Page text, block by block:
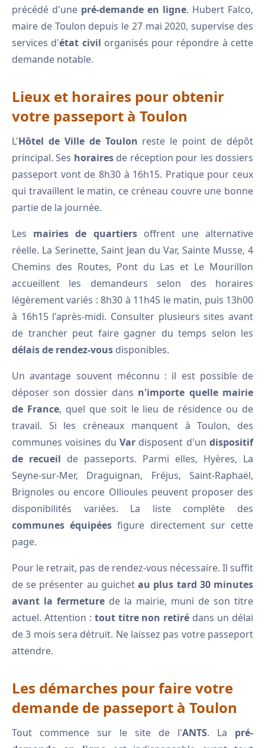
précédé d'une pré-demande en ligne. Hubert Falco,
maire de Toulon depuis le 27 mai 2020, supervise des
services d'état civil organisés pour répondre à cette
demande notable.
Lieux et horaires pour obtenir
votre passeport à Toulon
L'Hôtel de Ville de Toulon reste le point de dépôt
principal. Ses horairesde réception pour les dossiers
passeport vont de 8h30 à 16h15. Pratique pour ceux
qui travaillent le matin, ce créneau couvre une bonne
partie de la journée.
Les mairies de quartiersoffrent une alternative
réelle. La Serinette, Saint Jean du Var, Sainte Musse, 4
Chemins des Routes, Pont du Las et Le Mourillon
accueillent les demandeurs selon des horaires
légèrement variés : 8h30 à 11h45 le matin, puis 13h00
à 16h15 l'après-midi. Consulter plusieurs sites avant
de trancher peut faire gagner du temps selon les
délais de rendez-vous disponibles.
Un avantage souvent méconnu : il est possible de
déposer son dossier dans n'importe quelle mairie
de France, quel que soit le lieu de résidence ou de
travail. Si les créneaux manquent à Toulon, des
communes voisines du Var disposent d'un dispositif
de recueil de passeports. Parmi elles, Hyères, La
Seyne-sur-Mer, Draguignan, Fréjus, Saint-Raphaël,
Brignoles ou encore Ollioules peuvent proposer des
disponibilités variées. La liste complète des
communes équipées figure directement sur cette
page.
Pour le retrait, pas de rendez-vous nécessaire. Il suffit
de se présenter au guichetau plus tard 30 minutes
avant la fermeture de la mairie, muni de son titre
actuel. Attention : tout titre non retiré dans un délai
de 3 mois sera détruit. Ne laissez pas votre passeport
attendre.
Les démarches pour faire votre
demande de passeport à Toulon
Tout commence sur le site de l'ANTS. La pré-